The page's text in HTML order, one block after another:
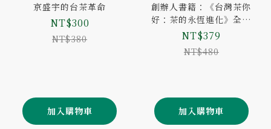
京盛宇的台茶革命
NT$300
NT$380
加入購物車
創辦人書籍：《台灣茶你
好：茶的永恆進化》全新
版
NT$379
NT$480
加入購物車